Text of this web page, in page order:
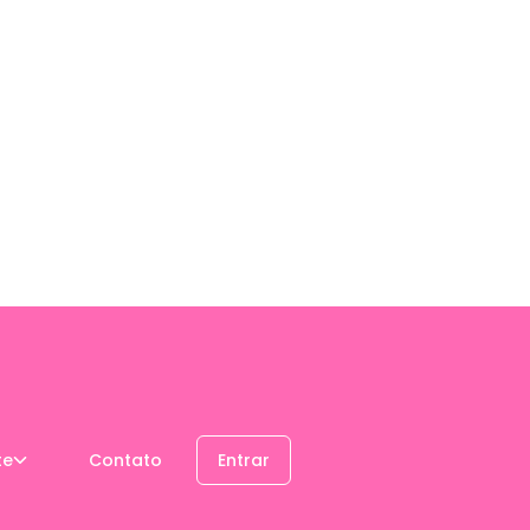
Contato Entrar